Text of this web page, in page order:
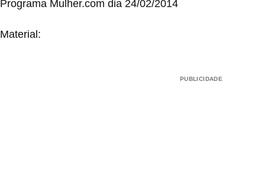
Programa Mulher.com dia 24/02/2014
Material:
PUBLICIDADE